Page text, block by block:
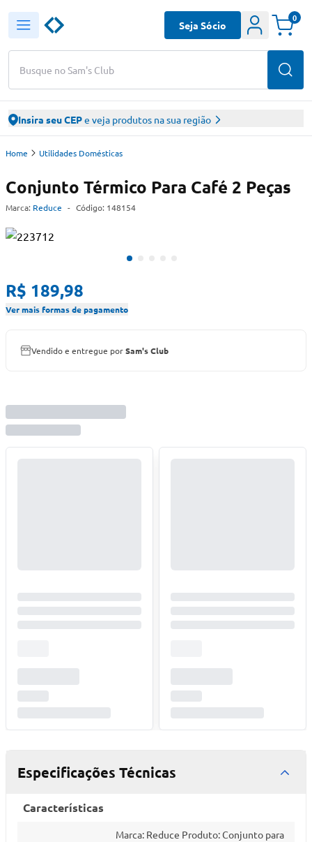
Busque no Sam's Club
Seja Sócio
0
Insira seu CEPe veja produtos na sua região
Home Utilidades Domésticas
Conjunto Térmico Para Café 2 Peças
Marca: Reduce - Código: 148154
R$ 189,98
Ver mais formas de pagamento
Vendido e entregue porSam's Club
Especificações Técnicas
Características
Marca: Reduce Produto: Conjunto para